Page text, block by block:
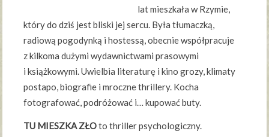
lat mieszkała w Rzymie,
który do dziś jest bliski jej sercu. Była tłumaczką,
radiową pogodynką i hostessą, obecnie współpracuje
z kilkoma dużymi wydawnictwami prasowymi
i książkowymi. Uwielbia literaturę i kino grozy, klimaty
postapo, biografie i mroczne thrillery. Kocha
fotografować, podróżować i… kupować buty.
TU MIESZKA ZŁOto thriller psychologiczny.